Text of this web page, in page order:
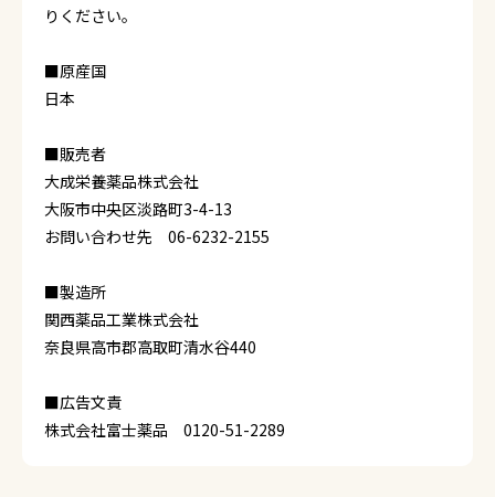
りください。
■原産国
日本
■販売者
大成栄養薬品株式会社
大阪市中央区淡路町3-4-13
お問い合わせ先 06-6232-2155
■製造所
関西薬品工業株式会社
奈良県高市郡高取町清水谷440
■広告文責
株式会社富士薬品 0120-51-2289